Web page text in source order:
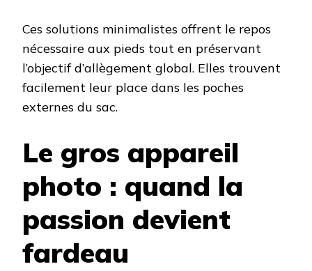
Ces solutions minimalistes offrent le repos
nécessaire aux pieds tout en préservant
l’objectif d’allègement global. Elles trouvent
facilement leur place dans les poches
externes du sac.
Le gros appareil
photo : quand la
passion devient
fardeau